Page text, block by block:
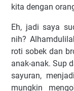
kita dengan
Eh, jadi saya
nih?
roti sobek dan
anak-anak. Sup
sayuran,
mungkin